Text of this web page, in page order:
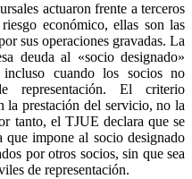
actuaron frente a terceros
económico, ellas son las
sus operaciones gravadas. La
deuda al «socio designado»
cuando los socios no
representación. El criterio
la prestación del servicio, no la
tanto, el TJUE declara que se
impone al socio designado
por otros socios, sin que sea
de representación.